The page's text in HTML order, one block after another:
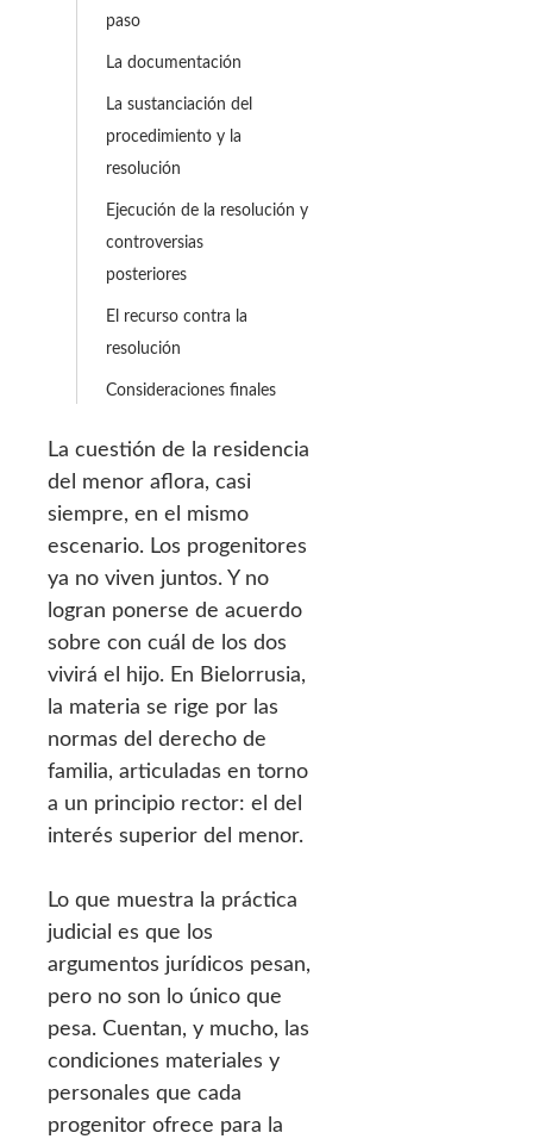
paso
La documentación
La sustanciación del
procedimiento y la
resolución
Ejecución de la resolución y
controversias
posteriores
El recurso contra la
resolución
Consideraciones finales
La cuestión de la residencia
del menor aflora, casi
siempre, en el mismo
escenario. Los progenitores
ya no viven juntos. Y no
logran ponerse de acuerdo
sobre con cuál de los dos
vivirá el hijo. En Bielorrusia,
la materia se rige por las
normas del derecho de
familia, articuladas en torno
a un principio rector: el del
interés superior del menor.
Lo que muestra la práctica
judicial es que los
argumentos jurídicos pesan,
pero no son lo único que
pesa. Cuentan, y mucho, las
condiciones materiales y
personales que cada
progenitor ofrece para la